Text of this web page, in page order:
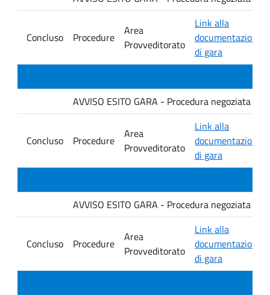
Concluso Procedure
Area
Provveditorato
Link alla
documentazione
di gara
AVVISO ESITO GARA - Procedura negoziata
Concluso Procedure
Area
Provveditorato
Link alla
documentazione
di gara
AVVISO ESITO GARA - Procedura negoziata
Concluso Procedure
Area
Provveditorato
Link alla
documentazione
di gara